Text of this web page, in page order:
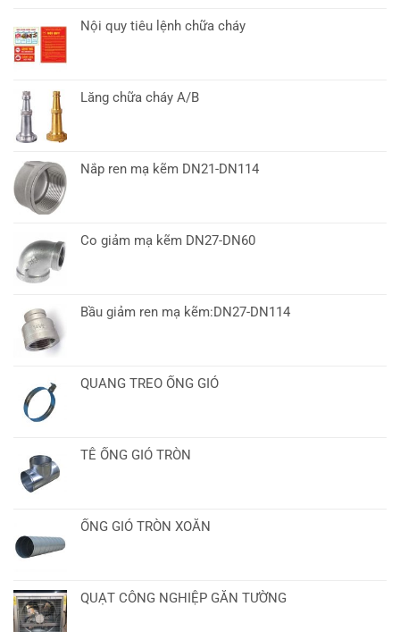
Nội quy tiêu lệnh chữa cháy
Lăng chữa cháy A/B
Nắp ren mạ kẽm DN21-DN114
Co giảm mạ kẽm DN27-DN60
Bầu giảm ren mạ kẽm:DN27-DN114
QUANG TREO ỐNG GIÓ
TÊ ỐNG GIÓ TRÒN
ỐNG GIÓ TRÒN XOẮN
QUẠT CÔNG NGHIỆP GẮN TƯỜNG